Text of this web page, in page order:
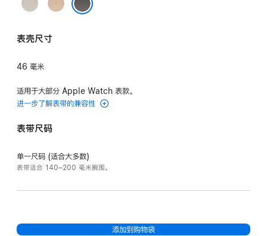
原
金
表壳尺寸
46 毫米
适用于大部分 Apple Watch 表款。
进一步了解表带的兼容性
表带尺码
单一尺码 (适合大多数)
表带适合 140–200 毫米腕围。
添加到购物袋